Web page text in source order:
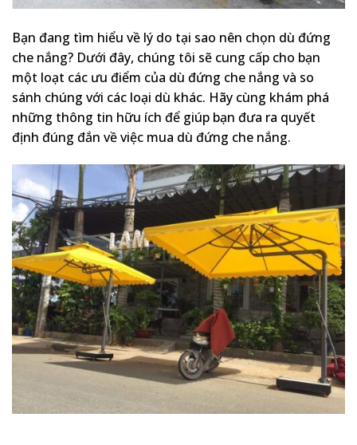
Bạn đang tìm hiểu về lý do tại sao nên chọn dù đứng
che nắng? Dưới đây, chúng tôi sẽ cung cấp cho bạn
một loạt các ưu điểm của dù đứng che nắng và so
sánh chúng với các loại dù khác. Hãy cùng khám phá
những thông tin hữu ích để giúp bạn đưa ra quyết
định đúng đắn về việc mua dù đứng che nắng.